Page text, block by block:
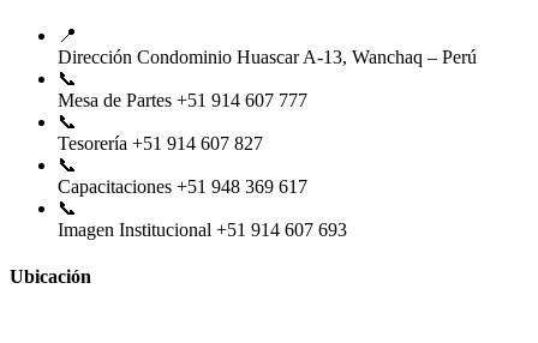
📍
Dirección Condominio Huascar A-13, Wanchaq – Perú
📞
Mesa de Partes +51 914 607 777
📞
Tesorería +51 914 607 827
📞
Capacitaciones +51 948 369 617
📞
Imagen Institucional +51 914 607 693
Ubicación